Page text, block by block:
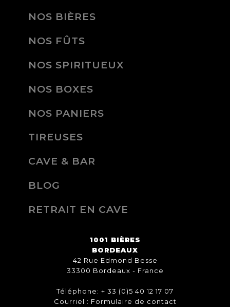
NOS BIÈRES
NOS FÛTS
NOS SPIRITUEUX
NOS BOXES
NOS PANIERS
TIREUSES
CAVE & BAR
BLOG
RETRAIT EN CAVE
1001 BIÈRES
BORDEAUX
42 Rue Edmond Besse
33300 Bordeaux - France
Téléphone: + 33 (0)5 40 12 17 07
Courriel : Formulaire de contact